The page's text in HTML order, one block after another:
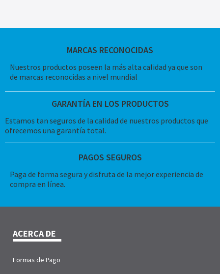
MARCAS RECONOCIDAS
Nuestros productos poseen la más alta calidad ya que son
de marcas reconocidas a nivel mundial
GARANTÍA EN LOS PRODUCTOS
Estamos tan seguros de la calidad de nuestros productos que
ofrecemos una garantía total.
PAGOS SEGUROS
Paga de forma segura y disfruta de la mejor experiencia de
compra en línea.
ACERCA DE
Formas de Pago